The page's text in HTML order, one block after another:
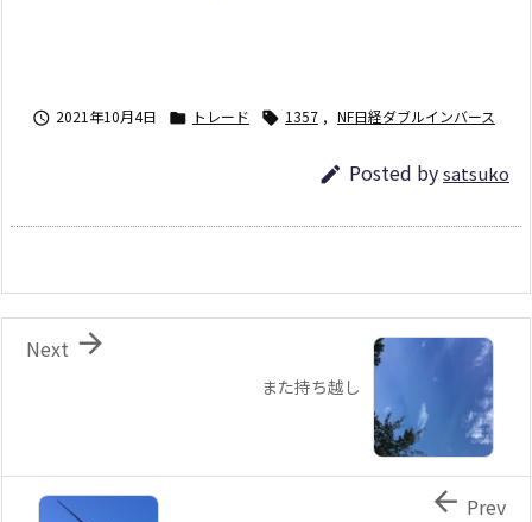
 2021年10月4日  トレード  1357 , NF日経ダブルインバース
 Posted bysatsuko
また持ち越し

Next
 Prev